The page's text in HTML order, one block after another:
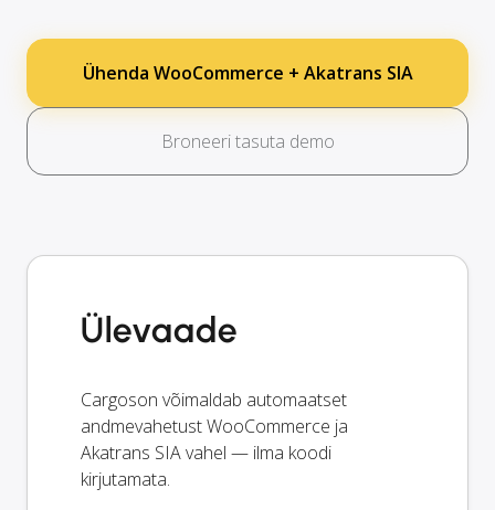
Ühenda WooCommerce + Akatrans SIA
Broneeri tasuta demo
Ülevaade
Cargoson võimaldab automaatset
andmevahetust WooCommerce ja
Akatrans SIA vahel — ilma koodi
kirjutamata.